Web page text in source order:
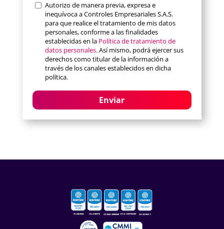
Autorizo de manera previa, expresa e
inequívoca a Controles Empresariales S.A.S.
para que realice el tratamiento de mis datos
personales, conforme a las finalidades
establecidas en la Política de tratamiento de
datos personales.Así mismo, podrá ejercer sus
derechos como titular de la información a
través de los canales establecidos en dicha
política.